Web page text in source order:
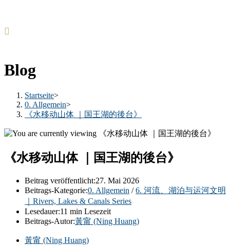
Blog
Startseite>
0. Allgemein>
《水移动山体 ｜国王湖的後台》
《水移动山体 ｜国王湖的後台》
Beitrag veröffentlicht:27. Mai 2026
Beitrags-Kategorie:0. Allgemein / 6. 河流、湖泊与运河文明
｜Rivers, Lakes & Canals Series
Lesedauer:11 min Lesezeit
Beitrags-Autor:黃甯 (Ning Huang)
黃甯 (Ning Huang)